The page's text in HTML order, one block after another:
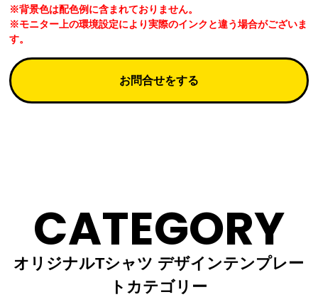
※背景色は配色例に含まれておりません。
※モニター上の環境設定により実際のインクと違う場合がございま
す。
お問合せをする
CATEGORY
オリジナルTシャツ デザインテンプレー
トカテゴリー